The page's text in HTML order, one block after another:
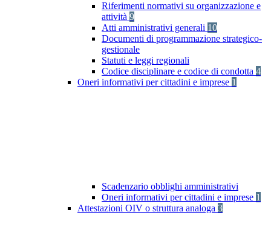
Riferimenti normativi su organizzazione e
attività 9
Atti amministrativi generali 10
Documenti di programmazione strategico-
gestionale
Statuti e leggi regionali
Codice disciplinare e codice di condotta 4
Oneri informativi per cittadini e imprese 1
Scadenzario obblighi amministrativi
Oneri informativi per cittadini e imprese 1
Attestazioni OIV o struttura analoga 3